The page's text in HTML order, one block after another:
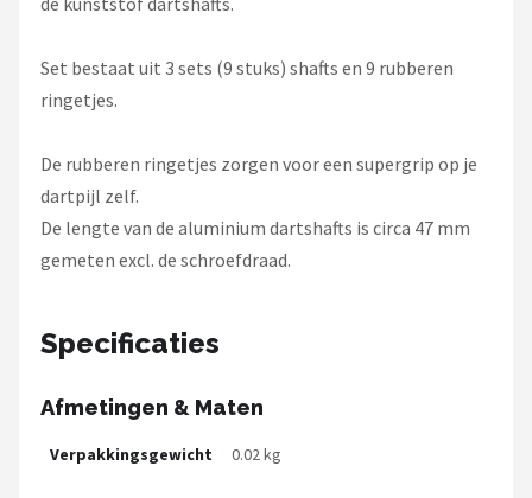
Set bestaat uit 3 sets (9 stuks) shafts en 9 rubberen
ringetjes.
De rubberen ringetjes zorgen voor een supergrip op je
dartpijl zelf.
De lengte van de aluminium dartshafts is circa 47 mm
gemeten excl. de schroefdraad.
Specificaties
Afmetingen & Maten
Verpakkingsgewicht 0.02 kg